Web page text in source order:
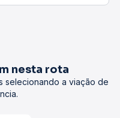
nesta rota
selecionando a viação de